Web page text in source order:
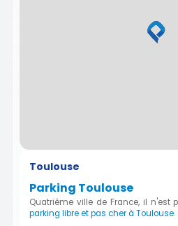
Toulouse
Parking Toulouse
Quatrième ville de France, il n'est
parking libre et pas cher à Toulouse.